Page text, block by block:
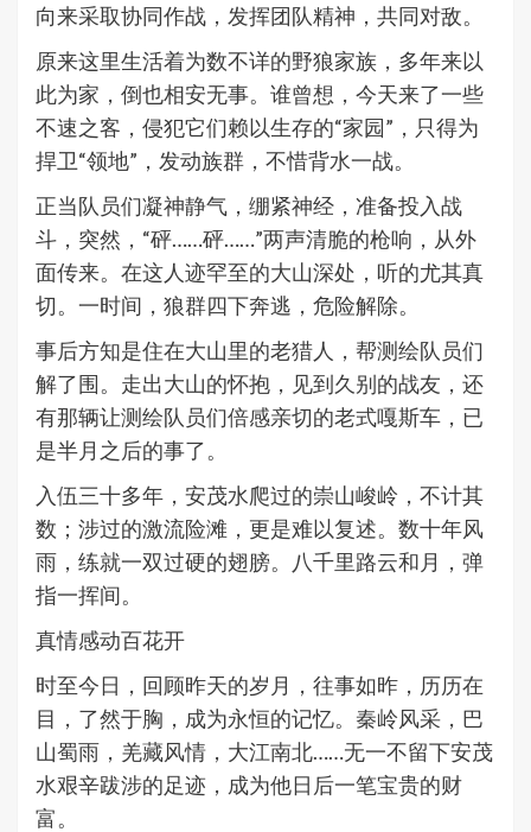
向来采取协同作战，发挥团队精神，共同对敌。
原来这里生活着为数不详的野狼家族，多年来以
此为家，倒也相安无事。谁曾想，今天来了一些
不速之客，侵犯它们赖以生存的“家园”，只得为
捍卫“领地”，发动族群，不惜背水一战。
正当队员们凝神静气，绷紧神经，准备投入战
斗，突然，“砰……砰……”两声清脆的枪响，从外
面传来。在这人迹罕至的大山深处，听的尤其真
切。一时间，狼群四下奔逃，危险解除。
事后方知是住在大山里的老猎人，帮测绘队员们
解了围。走出大山的怀抱，见到久别的战友，还
有那辆让测绘队员们倍感亲切的老式嘎斯车，已
是半月之后的事了。
入伍三十多年，安茂水爬过的崇山峻岭，不计其
数；涉过的激流险滩，更是难以复述。数十年风
雨，练就一双过硬的翅膀。八千里路云和月，弹
指一挥间。
真情感动百花开
时至今日，回顾昨天的岁月，往事如昨，历历在
目，了然于胸，成为永恒的记忆。秦岭风采，巴
山蜀雨，羌藏风情，大江南北……无一不留下安茂
水艰辛跋涉的足迹，成为他日后一笔宝贵的财
富。